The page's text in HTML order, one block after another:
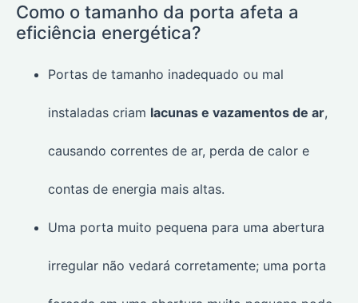
Como o tamanho da porta afeta a
eficiência energética?
Portas de tamanho inadequado ou mal
instaladas criam lacunas e vazamentos de ar,
causando correntes de ar, perda de calor e
contas de energia mais altas.
Uma porta muito pequena para uma abertura
irregular não vedará corretamente; uma porta